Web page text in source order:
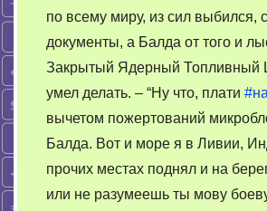
по всему миру, из сил выбился,
документы, а Балда от того и
Закрытый Ядерный Топливный
умел делать. – “Ну что, плати
вычетом пожертований
Балда. Вот и море я в Ливии,
прочих местах поднял и на
или не разумеешь ты мову